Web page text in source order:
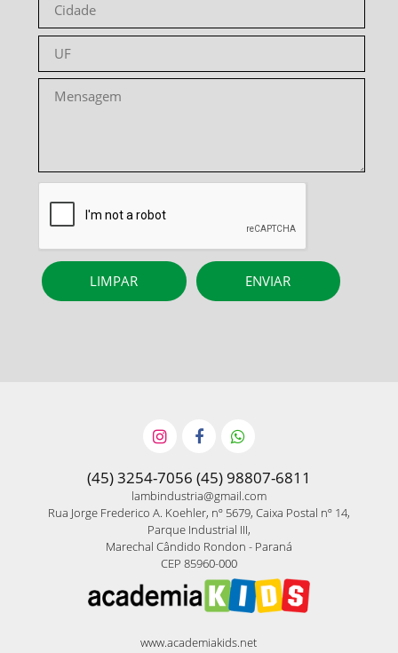
(45) 3254-7056 (45) 98807-6811
lambindustria@gmail.com
Rua Jorge Frederico A. Koehler, nº 5679, Caixa Postal nº 14,
Parque Industrial III,
Marechal Cândido Rondon - Paraná
CEP 85960-000
www.academiakids.net